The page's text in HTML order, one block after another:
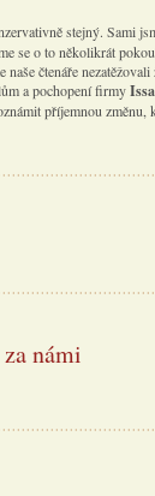
stejný. Sami
se o to několikrát
čtenáře nezatěžovali
a pochopení firmy
příjemnou změnu,
námi